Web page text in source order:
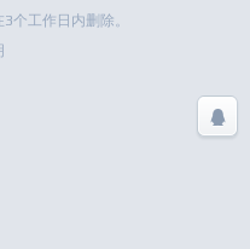
个工作日内删除。